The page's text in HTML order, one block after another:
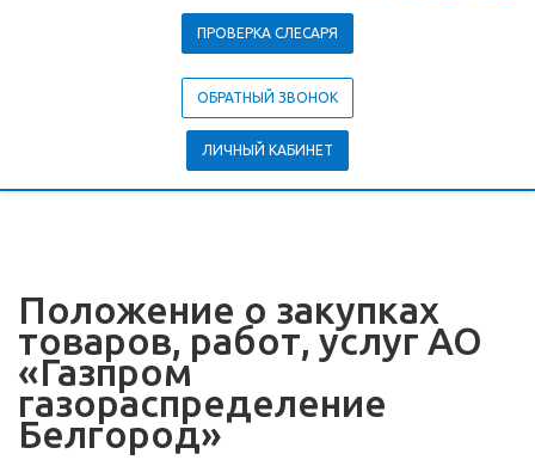
ПРОВЕРКА СЛЕСАРЯ
ОБРАТНЫЙ ЗВОНОК
ЛИЧНЫЙ КАБИНЕТ
Положение о закупках
товаров, работ, услуг АО
«Газпром
газораспределение
Белгород»